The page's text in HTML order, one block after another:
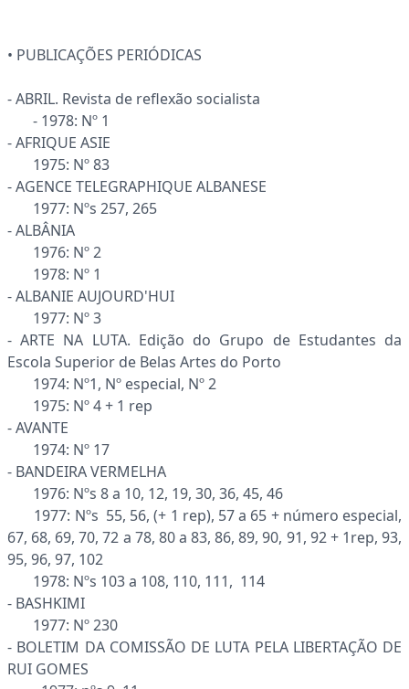
• PUBLICAÇÕES PERIÓDICAS
- ABRIL. Revista de reflexão socialista
- 1978: Nº 1
- AFRIQUE ASIE
1975: Nº 83
- AGENCE TELEGRAPHIQUE ALBANESE
1977: Nºs 257, 265
- ALBÂNIA
1976: Nº 2
1978: Nº 1
- ALBANIE AUJOURD'HUI
1977: Nº 3
- ARTE NA LUTA. Edição do Grupo de Estudantes da
Escola Superior de Belas Artes do Porto
1974: Nº1, Nº especial, Nº 2
1975: Nº 4 + 1 rep
- AVANTE
1974: Nº 17
- BANDEIRA VERMELHA
1976: Nºs 8 a 10, 12, 19, 30, 36, 45, 46
1977: Nºs 55, 56, (+ 1 rep), 57 a 65 + número especial,
67, 68, 69, 70, 72 a 78, 80 a 83, 86, 89, 90, 91, 92 + 1rep, 93,
95, 96, 97, 102
1978: Nºs 103 a 108, 110, 111, 114
- BASHKIMI
1977: Nº 230
- BOLETIM DA COMISSÃO DE LUTA PELA LIBERTAÇÃO DE
RUI GOMES